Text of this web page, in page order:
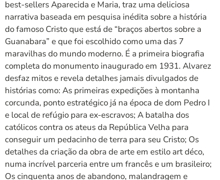
best-sellers Aparecida e Maria, traz uma deliciosa
narrativa baseada em pesquisa inédita sobre a história
do famoso Cristo que está de “braços abertos sobre a
Guanabara” e que foi escolhido como uma das 7
maravilhas do mundo moderno. É a primeira biografia
completa do monumento inaugurado em 1931. Alvarez
desfaz mitos e revela detalhes jamais divulgados de
histórias como: As primeiras expedições à montanha
corcunda, ponto estratégico já na época de dom Pedro I
e local de refúgio para ex-escravos; A batalha dos
católicos contra os ateus da República Velha para
conseguir um pedacinho de terra para seu Cristo; Os
detalhes da criação da obra de arte em estilo art déco,
numa incrível parceria entre um francês e um brasileiro;
Os cinquenta anos de abandono, malandragem e